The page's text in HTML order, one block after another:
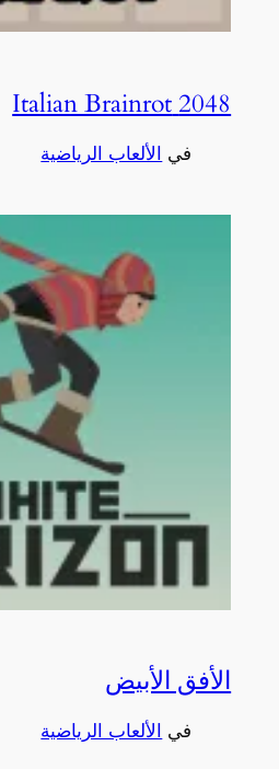
2048 Italian Brainrot
في الألعاب الرياضية
الأفق الأبيض
في الألعاب الرياضية